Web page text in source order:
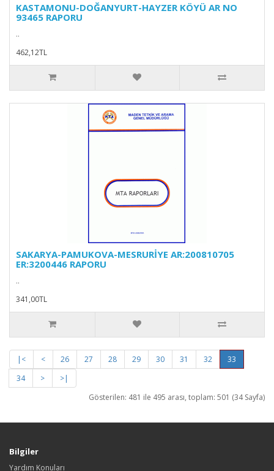
KASTAMONU-DOĞANYURT-HAYZER KÖYÜ AR NO
93465 RAPORU
..
462,12TL
SAKARYA-PAMUKOVA-MESRURİYE AR:200810705
ER:3200446 RAPORU
..
341,00TL
|< < 26 27 28 29 30 31 32
33
34
>
>|
Gösterilen: 481 ile 495 arası, toplam: 501 (34 Sayfa)
Bilgiler
Yardım Konuları